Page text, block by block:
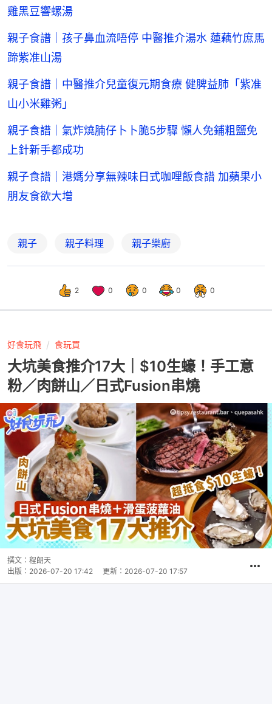
雞黑豆響螺湯
親子食譜｜孩子鼻血流唔停 中醫推介湯水 蓮藕竹庶馬
蹄紫准山湯
親子食譜｜中醫推介兒童復元期食療 健脾益肺「紫准
山小米雞粥」
親子食譜｜氣炸燒腩仔卜卜脆5步驟 懶人免鋪粗鹽免
上針新手都成功
親子食譜｜港媽分享無辣味日式咖哩飯食譜 加蘋果小
朋友食欲大增
親子 親子料理 親子樂廚
2 0 0 0 0
好食玩飛 食玩買
大坑美食推介17大｜$10生蠔！手工意
粉／肉餅山／日式Fusion串燒
撰文： 程朗天
出版： 2026-07-20 17:42 更新： 2026-07-20 17:57